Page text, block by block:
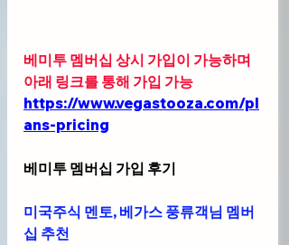
베미투 멤버십 상시 가입이 가능하며
아래 링크를 통해 가입 가능
https://www.vegastooza.com/pl
ans-pricing
베미투 멤버십 가입 후기
미국주식 멘토, 베가스 풍류객님 멤버
십 추천